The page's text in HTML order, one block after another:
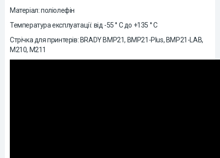
Матеріал: поліолефін
Температура експлуатації: від -55 ° C до +135 ° C
Стрічка для принтерів: BRADY BMP21, BMP21-Plus, BMP21-LAB,
М210, М211